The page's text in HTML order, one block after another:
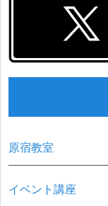
原宿教室
イベント講座